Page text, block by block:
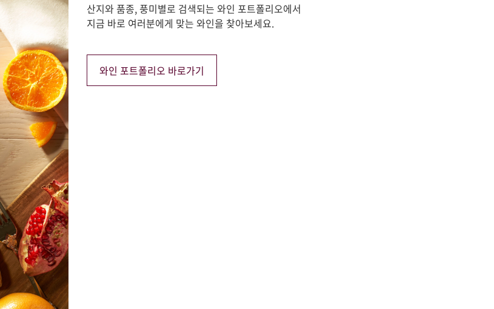
산지와 품종, 풍미별로 검색되는 와인 포트폴리오에서
지금 바로 여러분에게 맞는 와인을 찾아보세요.
와인 포트폴리오 바로가기